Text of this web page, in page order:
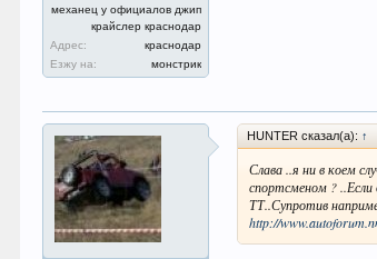
механец у официалов джип
крайслер краснодар
Адрес:
краснодар
Езжу на:
монстрик
HUNTER сказал(а): ↑
Слава ..я ни в коем
спортсменом ?
ТТ..Супротив
http://